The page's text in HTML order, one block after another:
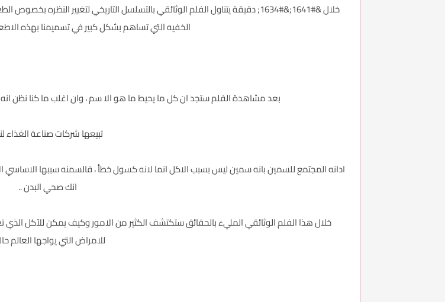
خلال &#1641;&#1634; دقيقة يتناول الفلم الوثائقي بالتسلسل التاريخي لتغيير
الخفيه التي تساهم بشكل كبير في تسميمنا بهذه
بعد مشاهدة الفلم ستجد ان كل ما يحيط ما هو الا سم ، وان اغلب ما كنا نظن
تبيعها شركات صناعة الغذاء
ادانه المجتمع للسمين بانه سمين ليس بسبب الاكل انما لانه كسول خطأ ، فالسمنه سببها
انك صحي البدن ..
خلال هذا الفلم الوثائقي المليء بالحقائق ستكتشف الكثير من الامور وكيف يمكن للآكل الذي
للامراض التي يواجها العالم